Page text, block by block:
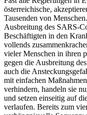
österreichische,
Tausenden von
Ausbreitung des SARS-
Beschäftigten in den
vollends
vieler Menschen in ihren
gegen die Ausbreitung
auch die
mit einfachen
verhindern, handeln sie
und setzen einseitig auf
verlaufen. Bereits zum